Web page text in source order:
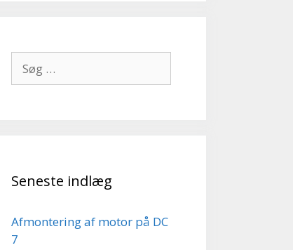
efter:
Seneste indlæg
Afmontering af motor på DC
7